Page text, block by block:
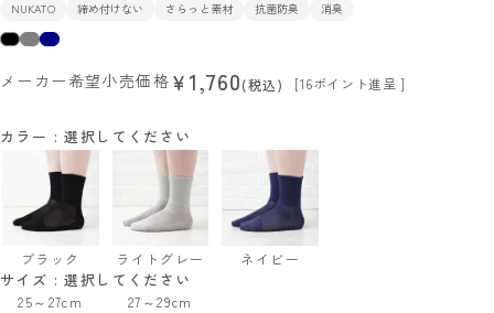
NUKATO 締め付けない さらっと素材 抗菌防臭 消臭
メーカー希望小売価格 ¥1,760 税込 [16ポイント進呈 ]
サイズ 選択してください
25～27cm 27～29cm
カラー 選択してください
ブラック ライトグレー ネイビー